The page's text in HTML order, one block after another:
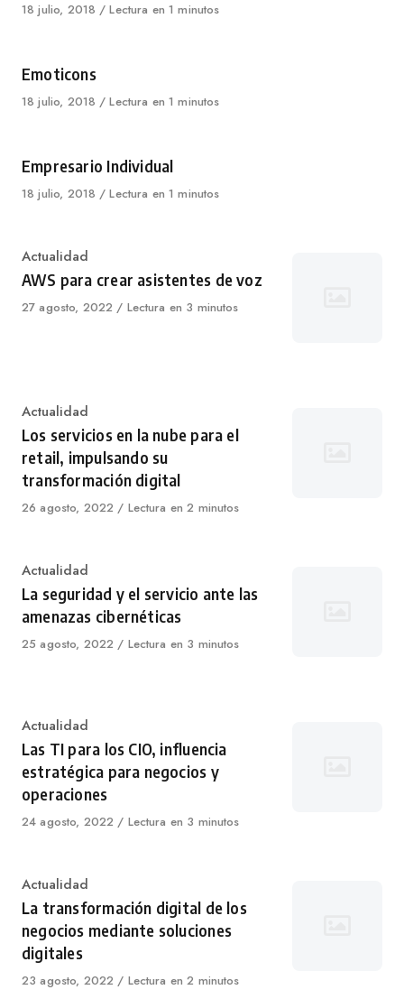
Published
18 julio, 2018 Lectura en 1 minutos
Category
Emoticons
Published
18 julio, 2018 Lectura en 1 minutos
Category
Empresario Individual
Published
18 julio, 2018 Lectura en 1 minutos
Category
Actualidad
AWS para crear asistentes de voz
Published
27 agosto, 2022 Lectura en 3 minutos
Category
Actualidad
Los servicios en la nube para el
retail, impulsando su
transformación digital
Published
26 agosto, 2022 Lectura en 2 minutos
Category
Actualidad
La seguridad y el servicio ante las
amenazas cibernéticas
Published
25 agosto, 2022 Lectura en 3 minutos
Category
Actualidad
Las TI para los CIO, influencia
estratégica para negocios y
operaciones
Published
24 agosto, 2022 Lectura en 3 minutos
Category
Actualidad
La transformación digital de los
negocios mediante soluciones
digitales
Published
23 agosto, 2022 Lectura en 2 minutos